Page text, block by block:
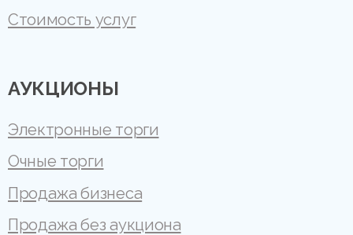
Стоимость услуг
АУКЦИОНЫ
Электронные торги
Очные торги
Продажа бизнеса
Продажа без аукциона